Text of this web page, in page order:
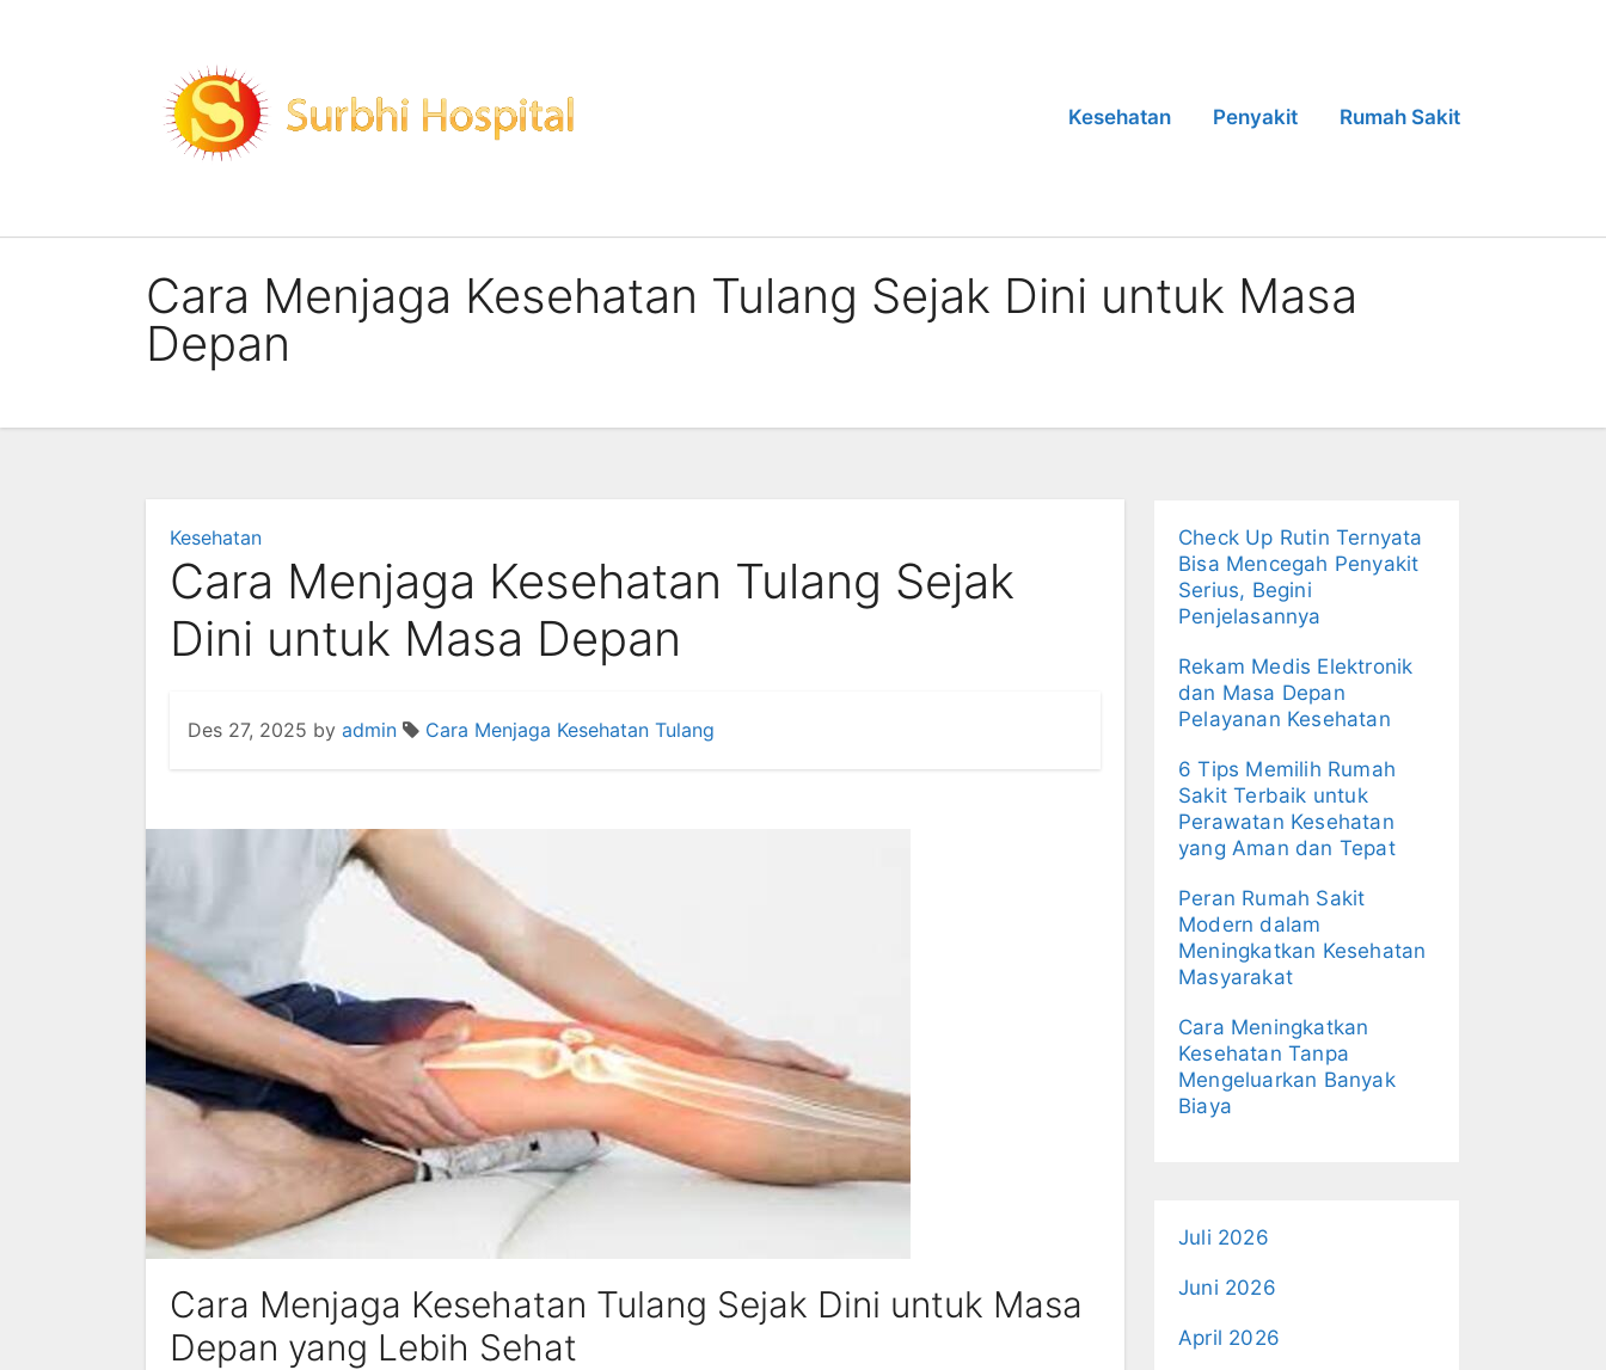
Kesehatan
Penyakit Rumah Sakit
Cara Menjaga Kesehatan Tulang Sejak Dini untuk Masa
Depan
Kesehatan
Cara Menjaga Kesehatan Tulang Sejak
Dini untuk Masa Depan
Des 27, 2025 by admin Cara Menjaga Kesehatan Tulang
Cara Menjaga Kesehatan Tulang Sejak Dini untuk Masa
Depan yang Lebih Sehat
Check Up Rutin Ternyata
Bisa Mencegah Penyakit
Serius, Begini
Penjelasannya
Rekam Medis Elektronik
dan Masa Depan
Pelayanan Kesehatan
6 Tips Memilih Rumah
Sakit Terbaik untuk
Perawatan Kesehatan
yang Aman dan Tepat
Peran Rumah Sakit
Modern dalam
Meningkatkan Kesehatan
Masyarakat
Cara Meningkatkan
Kesehatan Tanpa
Mengeluarkan Banyak
Biaya
Juli 2026
Juni 2026
April 2026